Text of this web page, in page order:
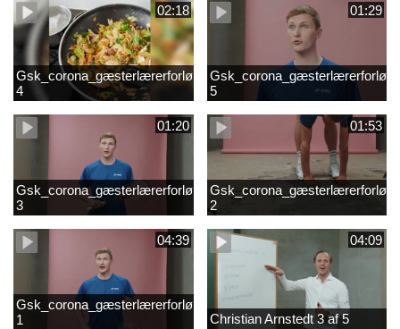
02:18
Gsk_corona_gæsterlærerforløb_Axelsen_del
4
01:29
5
01:20
Gsk_corona_gæsterlærerforløb_Axelsen_del
3
01:53
2
04:39
Gsk_corona_gæsterlærerforløb_Axelsen_del
1
04:09
Christian Arnstedt 3 af 5